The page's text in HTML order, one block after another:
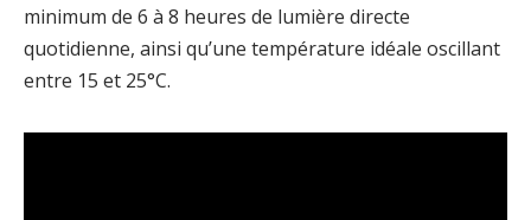
minimum de 6 à 8 heures de lumière directe
quotidienne, ainsi qu’une température idéale oscillant
entre 15 et 25°C.